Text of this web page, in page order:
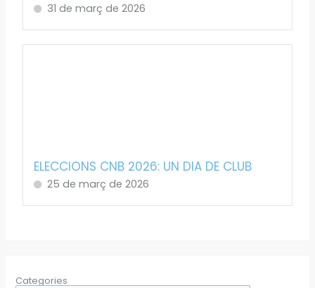
31 de març de 2026
ELECCIONS CNB 2026: UN DIA DE CLUB
25 de març de 2026
Categories